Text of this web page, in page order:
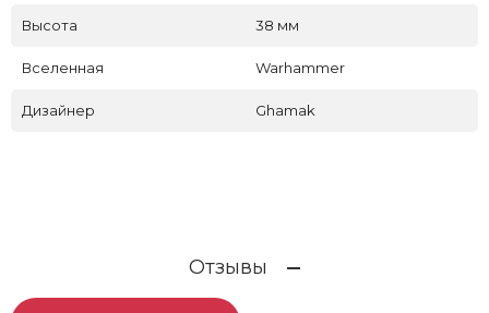
Высота 38 мм
Вселенная Warhammer
Дизайнер Ghamak
Отзывы